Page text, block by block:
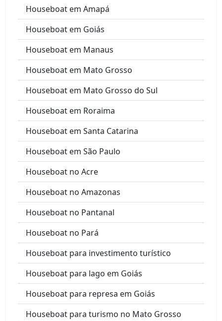
Houseboat em Amapá
Houseboat em Goiás
Houseboat em Manaus
Houseboat em Mato Grosso
Houseboat em Mato Grosso do Sul
Houseboat em Roraima
Houseboat em Santa Catarina
Houseboat em São Paulo
Houseboat no Acre
Houseboat no Amazonas
Houseboat no Pantanal
Houseboat no Pará
Houseboat para investimento turístico
Houseboat para lago em Goiás
Houseboat para represa em Goiás
Houseboat para turismo no Mato Grosso